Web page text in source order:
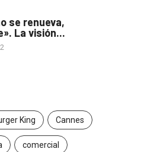
se renueva,
La visión...
King Cannes
comercial